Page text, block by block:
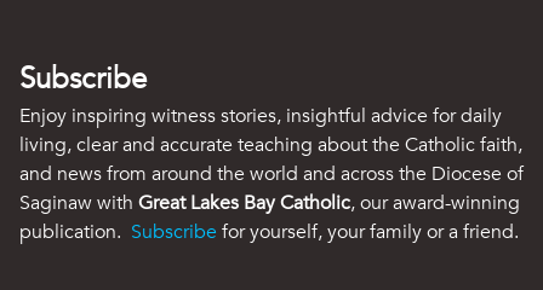
Subscribe
Enjoy inspiring witness stories, insightful advice for daily
living, clear and accurate teaching about the Catholic faith,
and news from around the world and across the Diocese of
Saginaw with Great Lakes Bay Catholic, our award-winning
publication. Subscribe for yourself, your family or a friend.